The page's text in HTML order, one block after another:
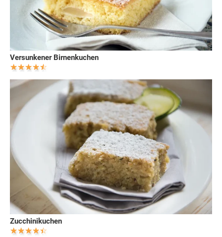
Versunkener Birnenkuchen
Zucchinikuchen